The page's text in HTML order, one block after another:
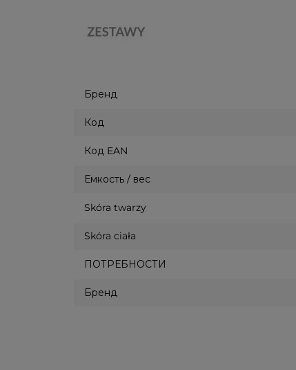
Бренд
Код
Код EAN
Емкость / вес
Skóra twarzy
Skóra ciała
ПОТРЕБНОСТИ
Бренд